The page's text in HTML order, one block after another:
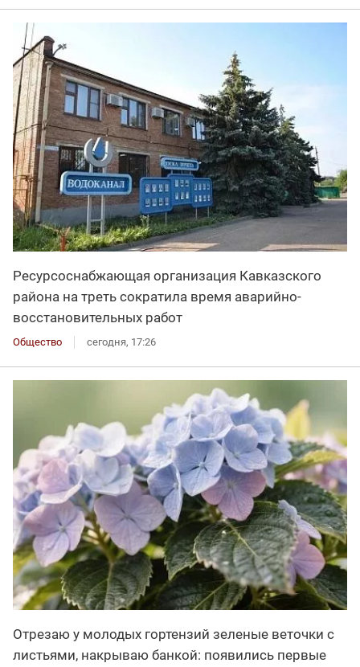
Ресурсоснабжающая организация Кавказского
района на треть сократила время аварийно-
восстановительных работ
Общество сегодня, 17:26
Отрезаю у молодых гортензий зеленые веточки с
листьями, накрываю банкой: появились первые